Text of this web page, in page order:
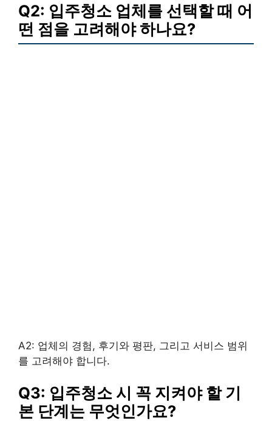
Q2: 입주청소 업체를 선택할 때 어
떤 점을 고려해야 하나요?
A2: 업체의 경험, 후기와 평판, 그리고 서비스 범위
를 고려해야 합니다.
Q3: 입주청소 시 꼭 지켜야 할 기
본 단계는 무엇인가요?